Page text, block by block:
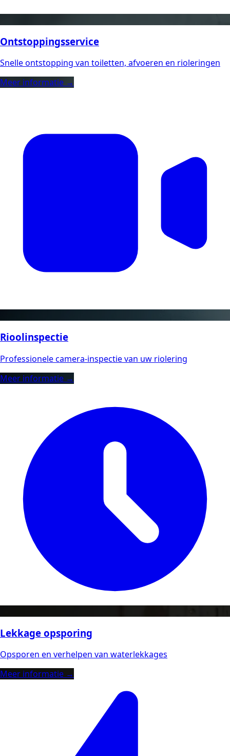
Ontstoppingsservice
Snelle ontstopping van toiletten, afvoeren en rioleringen
Meer informatie →
Rioolinspectie
Professionele camera-inspectie van uw riolering
Meer informatie →
Lekkage opsporing
Opsporen en verhelpen van waterlekkages
Meer informatie →